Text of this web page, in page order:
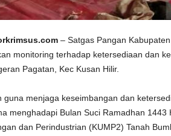
– Satgas Pangan
monitoring terhadap ketersediaan dan
Pagatan, Kec Kusan Hilir.
guna menjaga keseimbangan dan
menghadapi Bulan Suci Ramadhan 1443
dan Perindustrian (KUMP2) Tanah